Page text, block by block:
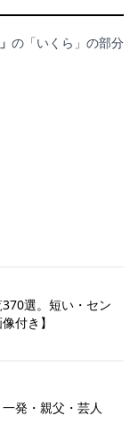
の「いくら」の部分
選。短い・セン
付き】
発・親父・芸人